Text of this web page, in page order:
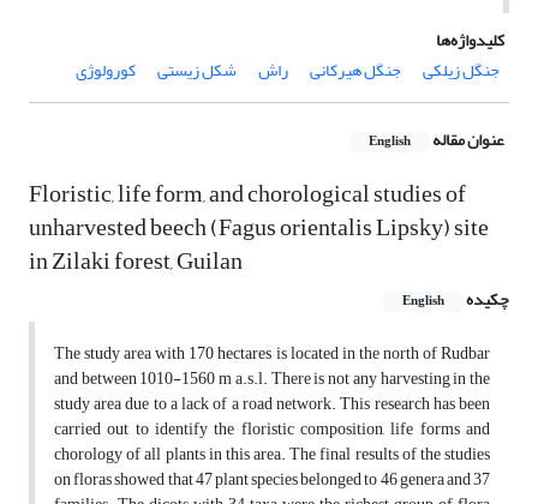
کلیدواژه‌ها
جنگل زیلکی
جنگل هیرکانی راش شکل زیستی کورولوژی
عنوان مقاله English
Floristic, life form, and chorological studies of
unharvested beech (Fagus orientalis Lipsky) site
in Zilaki forest, Guilan
چکیده English
The study area with 170 hectares is located in the north of Rudbar
and between 1010-1560 m a.s.l. There is not any harvesting in the
study area due to a lack of a road network. This research has been
carried out to identify the floristic composition, life forms and
chorology of all plants in this area. The final results of the studies
on floras showed that 47 plant species belonged to 46 genera and 37